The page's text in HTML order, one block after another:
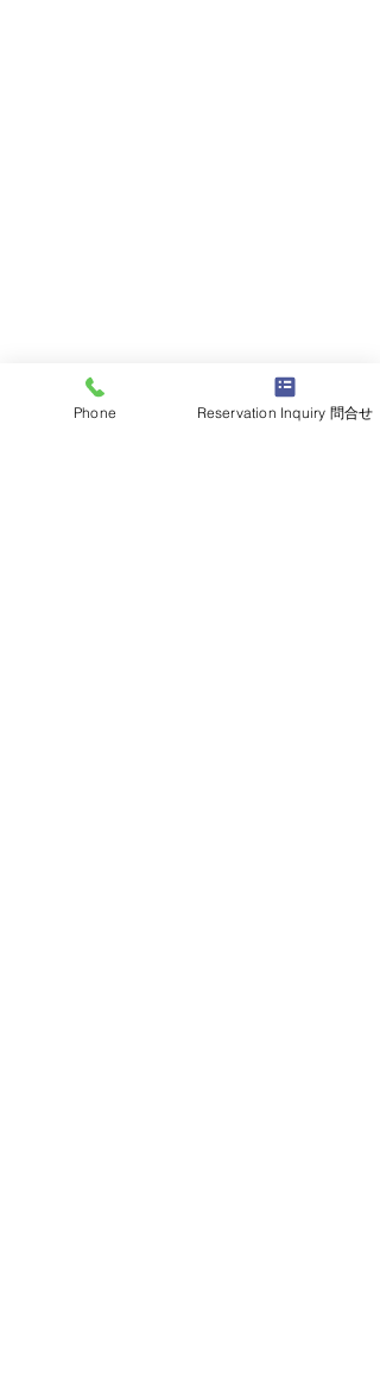
Phone Reservation Inquiry 問合せ